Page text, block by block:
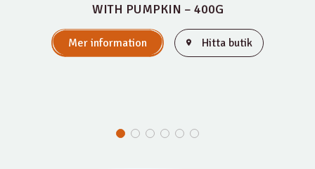
WITH PUMPKIN – 400G
Mer information Hitta butik